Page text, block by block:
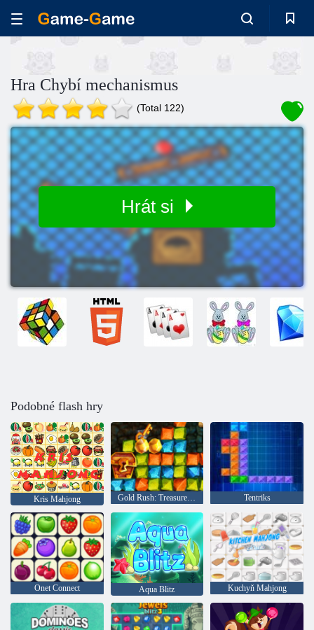
Hra Chybí mechanismus
(Total 122)
Hrát si
Podobné flash hry
Kris Mahjong Gold Rush: Treasure Hunter Tentriks
Onet Connect Aqua Blitz Kuchyň Mahjong